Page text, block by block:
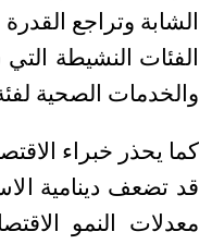
الشابة وتراجع
الفئات النشيطة
والخدمات الصحية
كما يحذر خبراء
قد تضعف دينامية
معدلات النمو